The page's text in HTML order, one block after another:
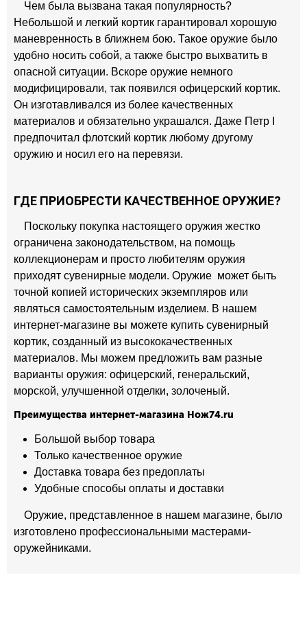
Чем была вызвана такая популярность?
Небольшой и легкий кортик гарантировал хорошую
маневренность в ближнем бою. Такое оружие было
удобно носить собой, а также быстро выхватить в
опасной ситуации. Вскоре оружие немного
модифицировали, так появился офицерский кортик.
Он изготавливался из более качественных
материалов и обязательно украшался. Даже Петр I
предпочитал флотский кортик любому другому
оружию и носил его на перевязи.
ГДЕ ПРИОБРЕСТИ КАЧЕСТВЕННОЕ ОРУЖИЕ?
Поскольку покупка настоящего оружия жестко
ограничена законодательством, на помощь
коллекционерам и просто любителям оружия
приходят сувенирные модели. Оружие может быть
точной копией исторических экземпляров или
являться самостоятельным изделием. В нашем
интернет-магазине вы можете купить сувенирный
кортик, созданный из высококачественных
материалов. Мы можем предложить вам разные
варианты оружия: офицерский, генеральский,
морской, улучшенной отделки, золоченый.
Преимущества интернет-магазина Нож74.ru
Большой выбор товара
Только качественное оружие
Доставка товара без предоплаты
Удобные способы оплаты и доставки
Оружие, представленное в нашем магазине, было
изготовлено профессиональными мастерами-
оружейниками.